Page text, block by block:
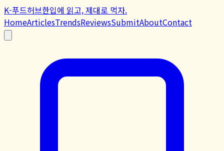
K-푸드허브한입에 읽고, 제대로 먹자.
HomeArticlesTrendsReviewsSubmitAboutContact